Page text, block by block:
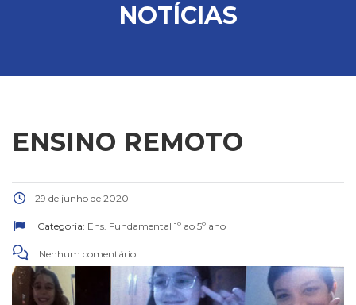
NOTÍCIAS
ENSINO REMOTO
29 de junho de 2020
Categoria: Ens. Fundamental 1º ao 5º ano
Nenhum comentário